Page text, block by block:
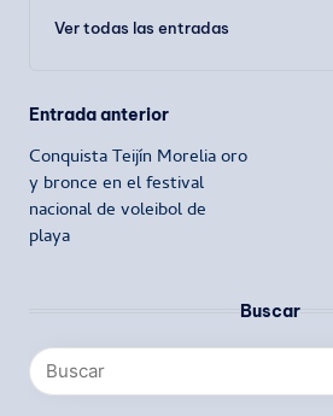
Ver todas las entradas
Navegación
de
entradas
Entrada anterior
Conquista Teijín Morelia oro
y bronce en el festival
nacional de voleibol de
playa
Buscar